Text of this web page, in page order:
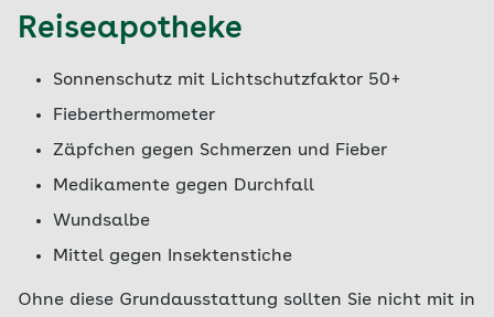
Reiseapotheke
Sonnenschutz mit Lichtschutzfaktor 50+
Fieberthermometer
Zäpfchen gegen Schmerzen und Fieber
Medikamente gegen Durchfall
Wundsalbe
Mittel gegen Insektenstiche
Ohne diese Grundausstattung sollten Sie nicht mit in